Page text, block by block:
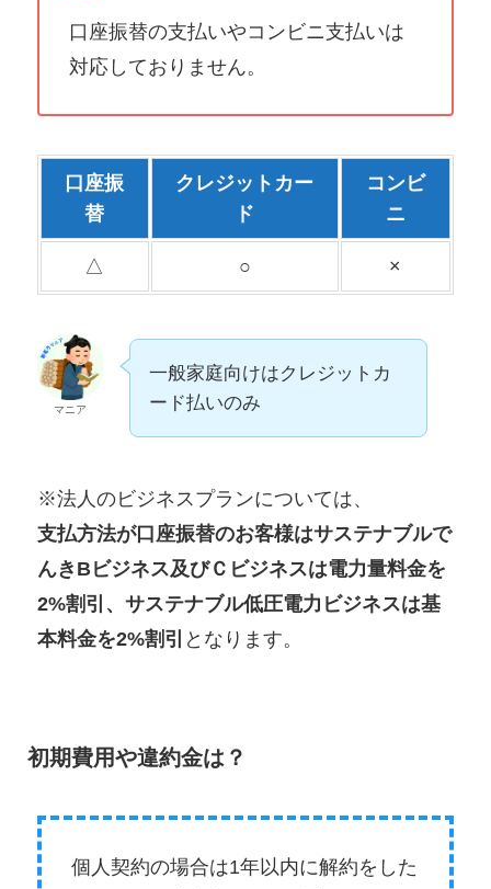
口座振替の支払いやコンビニ支払いは
対応しておりません。
口座振
替
クレジットカー
ド
コンビ
ニ
△ ○ ×
マニア
一般家庭向けはクレジットカ
ード払いのみ
※法人のビジネスプランについては、
支払方法が口座振替のお客様はサステナブルで
んきBビジネス及びＣビジネスは電力量料金を
2%割引、サステナブル低圧電力ビジネスは基
本料金を2%割引 となります。
初期費用や違約金は？
個人契約の場合は1年以内に解約をした